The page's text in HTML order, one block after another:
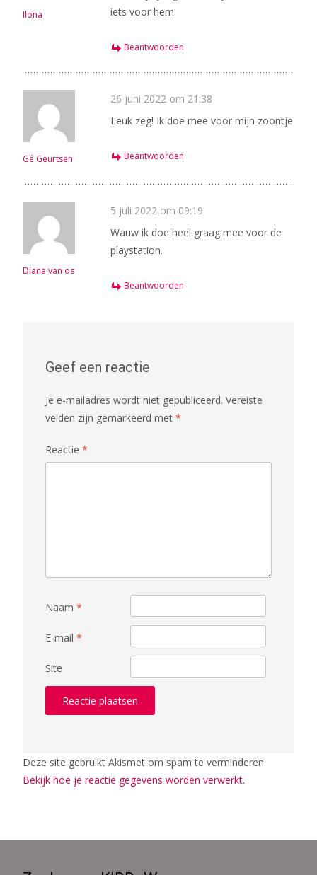
Ilona
iets voor hem.
Beantwoorden
Gé Geurtsen
26 juni 2022 om 21:38
Leuk zeg! Ik doe mee voor mijn zoontje
Beantwoorden
Diana van os
5 juli 2022 om 09:19
Wauw ik doe heel graag mee voor de
playstation.
Beantwoorden
Geef een reactie
Je e-mailadres wordt niet gepubliceerd. Vereiste
velden zijn gemarkeerd met *
Reactie *
Naam *
E-mail *
Site
Deze site gebruikt Akismet om spam te verminderen.
Bekijk hoe je reactie gegevens worden verwerkt.